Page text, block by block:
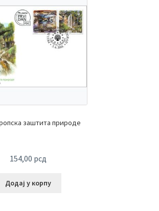
заштита природе
154,00 рсд
Додај у корпу